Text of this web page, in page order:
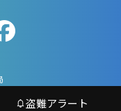
盗難アラート